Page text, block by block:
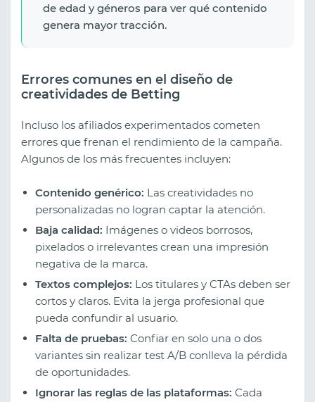
de edad y géneros para ver qué contenido
genera mayor tracción.
Errores comunes en el diseño de
creatividades de Betting
Incluso los afiliados experimentados cometen
errores que frenan el rendimiento de la campaña.
Algunos de los más frecuentes incluyen:
Contenido genérico: Las creatividades no
personalizadas no logran captar la atención.
Baja calidad: Imágenes o videos borrosos,
pixelados o irrelevantes crean una impresión
negativa de la marca.
Textos complejos: Los titulares y CTAs deben ser
cortos y claros. Evita la jerga profesional que
pueda confundir al usuario.
Falta de pruebas: Confiar en solo una o dos
variantes sin realizar test A/B conlleva la pérdida
de oportunidades.
Ignorar las reglas de las plataformas: Cada